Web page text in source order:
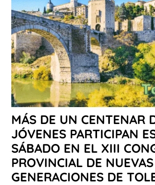
MÁS DE UN CENTENAR
JÓVENES PARTICIPAN
SÁBADO EN EL XIII
PROVINCIAL DE NUEVAS
GENERACIONES DE